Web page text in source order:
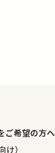
ご希望の方へ
け）